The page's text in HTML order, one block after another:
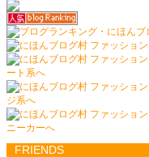
FRIENDS